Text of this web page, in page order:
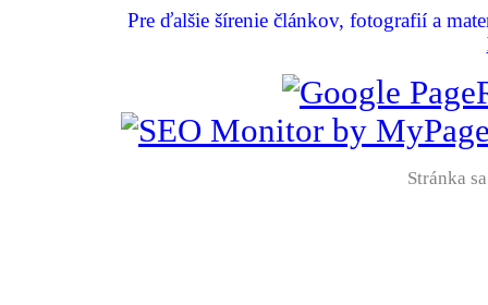
Pre ďalšie šírenie článkov, fotografií a
Stránka